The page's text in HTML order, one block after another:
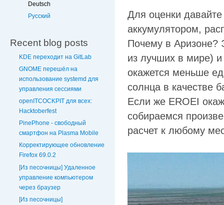
Deutsch
Русский
Recent blog posts
KDE переходит на GitLab
GNOME перешёл на
использование systemd для
управления сессиями
openITCOCKPIT для всех:
Hacktoberfest
PinePhone - свободный
смартфон на Plasma Mobile
Корректирующее обновление
Firefox 69.0.2
[Из песочницы] Удаленное
управление компьютером
через браузер
[Из песочницы]
Для оценки
аккумулятором,
Почему в Аризоне?
из лучших в мире)
окажется меньше
солнца в качестве
Если же EROEI
собираемся
расчет к любому